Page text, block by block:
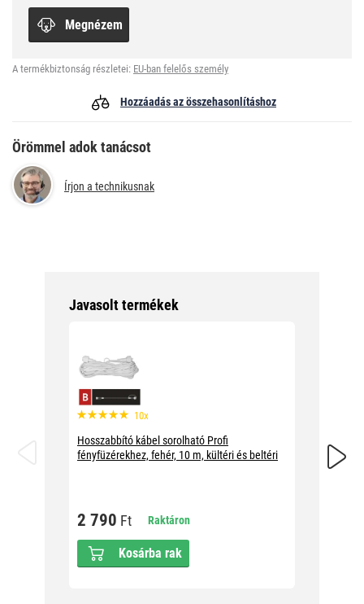
Megnézem
A termékbiztonság részletei: EU-ban felelős személy
Hozzáadás az összehasonlításhoz
Örömmel adok tanácsot
Írjon a technikusnak
Javasolt termékek
10x
Hosszabbító kábel sorolható Profi
fényfüzérekhez, fehér, 10 m, kültéri és beltéri
2 790 Ft Raktáron
Kosárba rak